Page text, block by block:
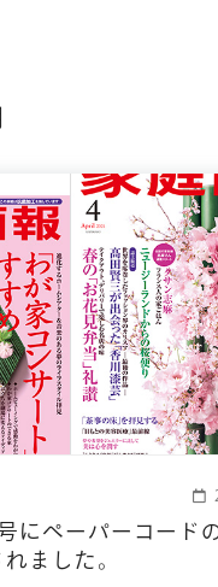
にペーパーコード
ました。